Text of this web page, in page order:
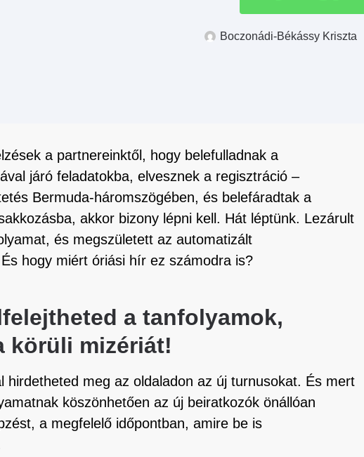
Boczonádi-Békássy Kriszta
a partnereinktől, hogy belefulladnak a
járó feladatokba, elvesznek a regisztráció –
Bermuda-háromszögében, és belefáradtak a
akkor bizony lépni kell. Hát léptünk. Lezárult
és megszületett az automatizált
hogy miért óriási hír ez számodra is?
a tanfolyamok,
körüli mizériát!
hirdetheted meg az oldaladon az új turnusokat. És mert
köszönhetően az új beiratkozók önállóan
a megfelelő időpontban, amire be is